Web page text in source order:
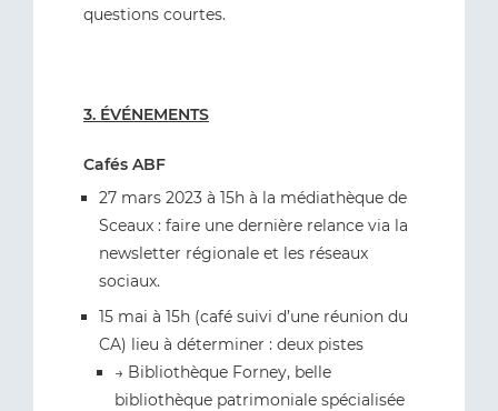
questions courtes.
3. ÉVÉNEMENTS
Cafés ABF
27 mars 2023 à 15h à la médiathèque de
Sceaux : faire une dernière relance via la
newsletter régionale et les réseaux
sociaux.
15 mai à 15h (café suivi d’une réunion du
CA) lieu à déterminer : deux pistes
→ Bibliothèque Forney, belle
bibliothèque patrimoniale spécialisée